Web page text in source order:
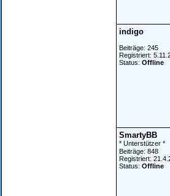
indigo
Beiträge: 245
Registriert:
Status: Offline
SmartyBB
* Unterstützer *
Beiträge: 848
Registriert:
Status: Offline